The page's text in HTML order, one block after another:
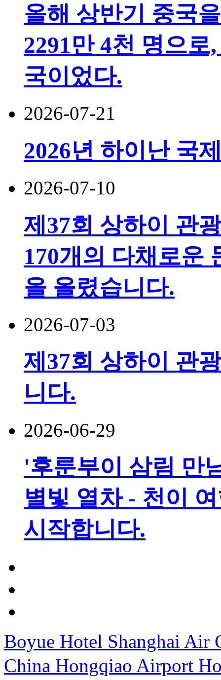
올해 상반기 중국
2291만 4천 명으
국이었다.
2026-07-21
2026년 하이난 국
2026-07-10
제37회 상하이 관
170개의 다채로운
을 올렸습니다.
2026-07-03
제37회 상하이 관
니다.
2026-06-29
'후룬부이 삼림 만
별빛 열차 - 천이
시작합니다.
Boyue Hotel Shanghai Air
China Hongqiao Airport